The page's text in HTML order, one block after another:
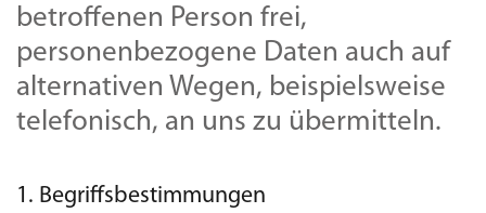
betroffenen Person frei,
personenbezogene Daten auch auf
alternativen Wegen, beispielsweise
telefonisch, an uns zu übermitteln.
1. Begriffsbestimmungen